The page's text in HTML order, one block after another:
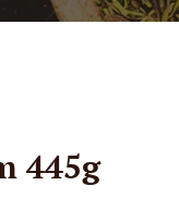
445g